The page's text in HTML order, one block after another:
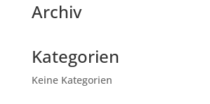
Archiv
Kategorien
Keine Kategorien